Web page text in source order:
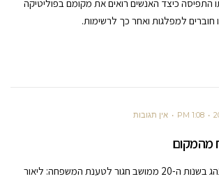
התפיסה כיצד האנשים רואים את מקומם בפוליטיקה
למפלגות ואחר כך לרשימות.
1:08 PM אין תגובות
מהמקום
המשטרה עצרה את הנהג בשנות ה-20 ממושב חגור לטענת המשפחה: ליאור